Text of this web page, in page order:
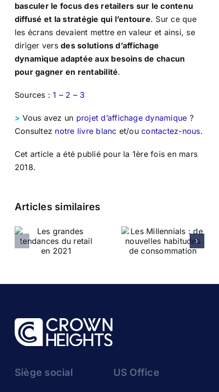
basculer le focus des retailers sur le contenu
diffusé et la stratégie qui l’entoure. Sur ce que
les écrans devaient mettre en valeur et ainsi, se
diriger versdes solutions d’affichage
dynamique adaptée aux besoins de chacun
pour gagner en rentabilité.
Sources :1 – 2 – 3
> Vous avez un projet d’affichage dynamique ?
Consultez notre livre blanc et/oucontactez-nous.
Cet article a été publié pour la 1ère fois en mars
2018.
Articles similaires
Les Millennials :
de nouvelles
habitudes de
Salon du NRF – À
quoi faut-il
s’attendre pour
Siège social US Office